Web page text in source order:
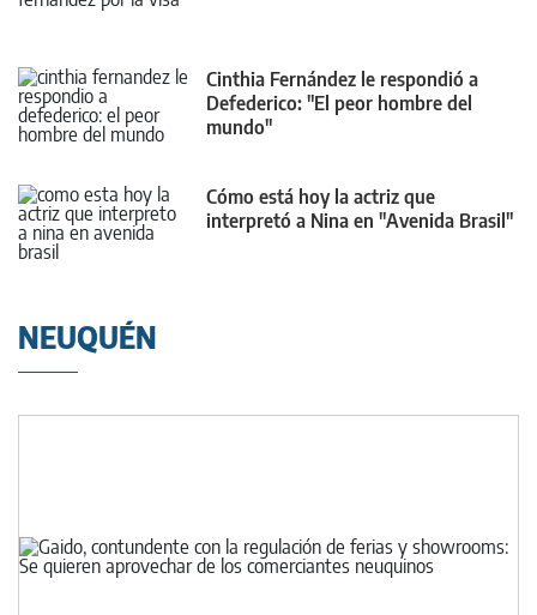
Cinthia Fernández le respondió a
Defederico: "El peor hombre del
mundo"
Cómo está hoy la actriz que
interpretó a Nina en "Avenida Brasil"
NEUQUÉN